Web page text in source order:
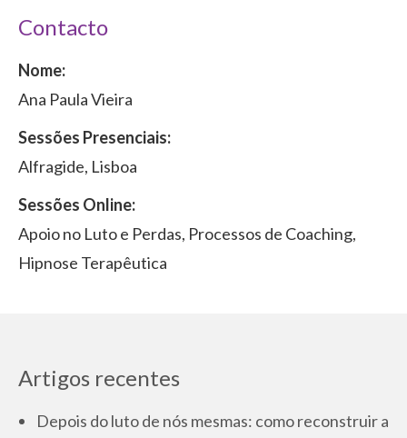
Contacto
Nome:
Ana Paula Vieira
Sessões Presenciais:
Alfragide, Lisboa
Sessões Online:
Apoio no Luto e Perdas, Processos de Coaching,
Hipnose Terapêutica
Artigos recentes
Depois do luto de nós mesmas: como reconstruir a